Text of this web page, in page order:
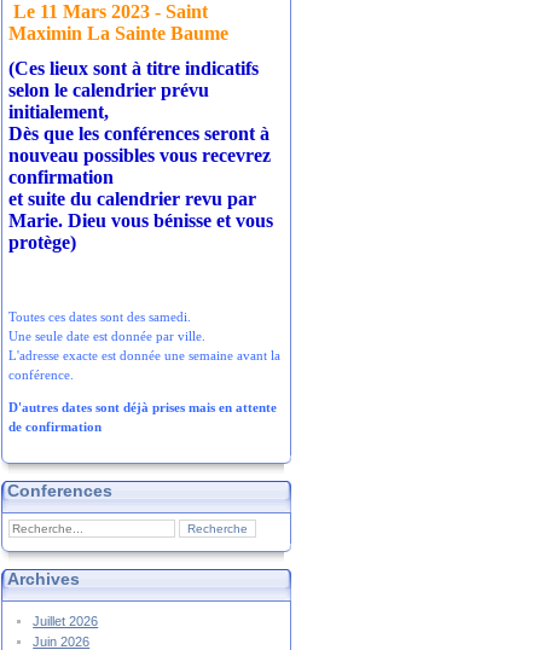
Le 11 Mars 2023 - Saint
Maximin La Sainte Baume
(Ces lieux sont à titre indicatifs
selon le calendrier prévu
initialement,
Dès que les conférences seront à
nouveau possibles vous recevrez
confirmation
et suite du calendrier revu par
Marie. Dieu vous bénisse et vous
protège)
Toutes ces dates sont des samedi.
Une seule date est donnée par ville.
L'adresse exacte est donnée une semaine avant la
conférence.
D'autres dates sont déjà prises mais en attente
de confirmation
Conferences
Archives
Juillet 2026
Juin 2026